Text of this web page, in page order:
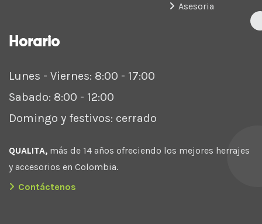
Asesoria
Horario
Lunes - Viernes: 8:00 - 17:00
Sabado: 8:00 - 12:00
Domingo y festivos: cerrado
QUALITA, más de 14 años ofreciendo los mejores herrajes
y accesorios en Colombia.
Contáctenos